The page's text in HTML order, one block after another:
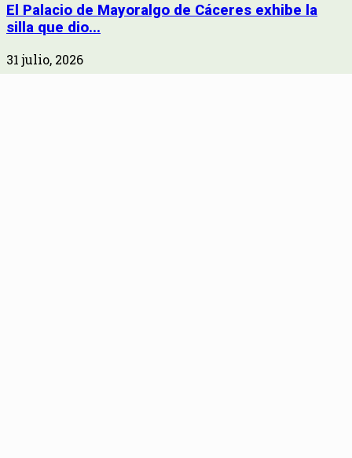
El Palacio de Mayoralgo de Cáceres exhibe la
silla que dio...
31 julio, 2026